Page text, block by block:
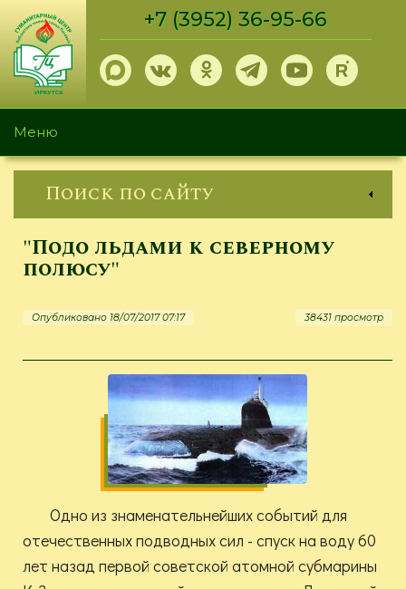
Перейти
основному
содержанию
+7 (3952) 36-95-66
Меню
Поиск по сайту
"Подо льдами к северному
полюсу"
Опубликовано 18/07/2017 07:17 38431 просмотр
Одно из знаменательнейших событий для
отечественных подводных сил - спуск на воду 60
лет назад первой советской атомной субмарины